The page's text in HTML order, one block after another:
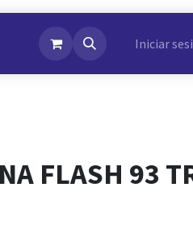
NotiFlash Iniciar
FLASH 93